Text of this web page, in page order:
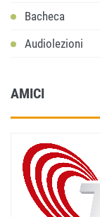
Bacheca
Audiolezioni
AMICI